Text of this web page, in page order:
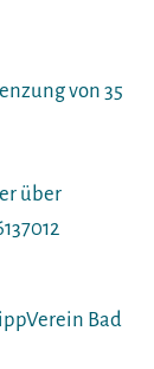
von 35
über
Bad